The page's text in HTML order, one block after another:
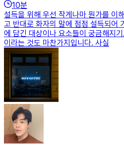
10분
설득을 위해 우선 작게나마 뭔가를 이
고 반대로 화자의 말에 점점 설득되어
에 담긴 대상이나 요소들이 궁금해지
이라는 것도 마찬가지입니다. 사실